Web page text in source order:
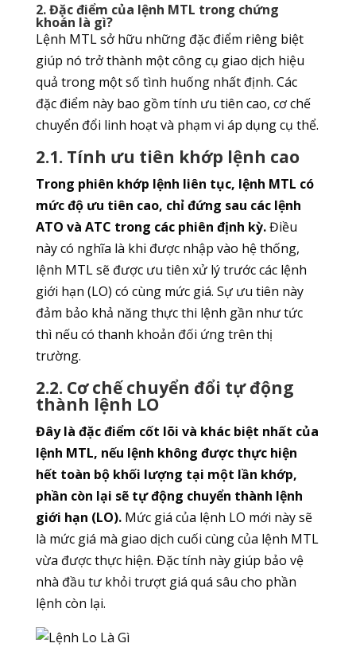
2. Đặc điểm của lệnh MTL trong chứng
khoán là gì?
Lệnh MTL sở hữu những đặc điểm riêng biệt
giúp nó trở thành một công cụ giao dịch hiệu
quả trong một số tình huống nhất định. Các
đặc điểm này bao gồm tính ưu tiên cao, cơ chế
chuyển đổi linh hoạt và phạm vi áp dụng cụ thể.
2.1. Tính ưu tiên khớp lệnh cao
Trong phiên khớp lệnh liên tục, lệnh MTL có
mức độ ưu tiên cao, chỉ đứng sau các lệnh
ATO và ATC trong các phiên định kỳ.Điều
này có nghĩa là khi được nhập vào hệ thống,
lệnh MTL sẽ được ưu tiên xử lý trước các lệnh
giới hạn (LO) có cùng mức giá. Sự ưu tiên này
đảm bảo khả năng thực thi lệnh gần như tức
thì nếu có thanh khoản đối ứng trên thị
trường.
2.2. Cơ chế chuyển đổi tự động
thành lệnh LO
Đây là đặc điểm cốt lõi và khác biệt nhất của
lệnh MTL, nếu lệnh không được thực hiện
hết toàn bộ khối lượng tại một lần khớp,
phần còn lại sẽ tự động chuyển thành lệnh
giới hạn (LO).Mức giá của lệnh LO mới này sẽ
là mức giá mà giao dịch cuối cùng của lệnh MTL
vừa được thực hiện. Đặc tính này giúp bảo vệ
nhà đầu tư khỏi trượt giá quá sâu cho phần
lệnh còn lại.